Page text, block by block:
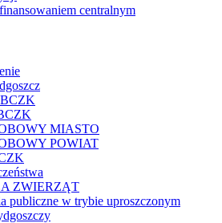
centralnym
MIASTO
POWIAT
ZWIERZĄT
publiczne w trybie uproszczonym